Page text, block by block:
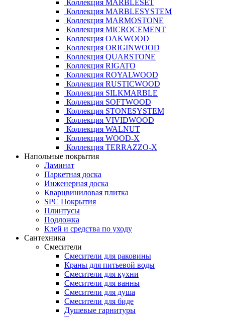
Коллекция MARBLESET
Коллекция MARBLESYSTEM
Коллекция MARMOSTONE
Коллекция MICROCEMENT
Коллекция OAKWOOD
Коллекция ORIGINWOOD
Коллекция QUARSTONE
Коллекция RIGATO
Коллекция ROYALWOOD
Коллекция RUSTICWOOD
Коллекция SILKMARBLE
Коллекция SOFTWOOD
Коллекция STONESYSTEM
Коллекция VIVIDWOOD
Коллекция WALNUT
Коллекция WOOD-X
Коллекция ТЕRRАZZO-X
Напольные покрытия
Ламинат
Паркетная доска
Инженерная доска
Кварцвиниловая плитка
SPC Покрытия
Плинтусы
Подложка
Клей и средства по уходу
Сантехника
Смесители
Смесители для раковины
Краны для питьевой воды
Смесители для кухни
Смесители для ванны
Смесители для душа
Смесители для биде
Душевые гарнитуры